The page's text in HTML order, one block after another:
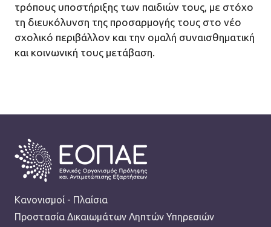
τρόπους υποστήριξης των παιδιών τους, με στόχο
τη διευκόλυνση της προσαρμογής τους στο νέο
σχολικό περιβάλλον και την ομαλή συναισθηματική
και κοινωνική τους μετάβαση.
FOOTER
Κανονισμοί - Πλαίσια
Προστασία Δικαιωμάτων Ληπτών Υπηρεσιών